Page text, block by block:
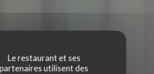
Le restaurant et ses
partenaires utilisent des